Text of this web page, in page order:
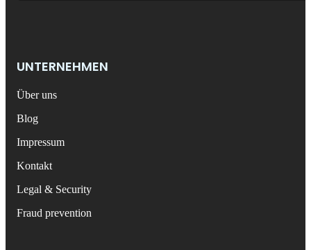
UNTERNEHMEN
Über uns
Blog
Impressum
Kontakt
Legal & Security
Fraud prevention